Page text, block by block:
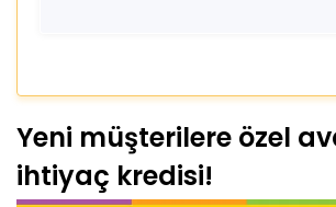
Yeni müşterilere özel
ihtiyaç kredisi!